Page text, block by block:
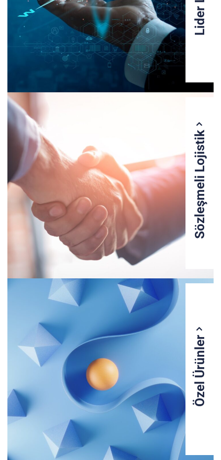
Sözleşmeli Lojistik
Özel Ürünler